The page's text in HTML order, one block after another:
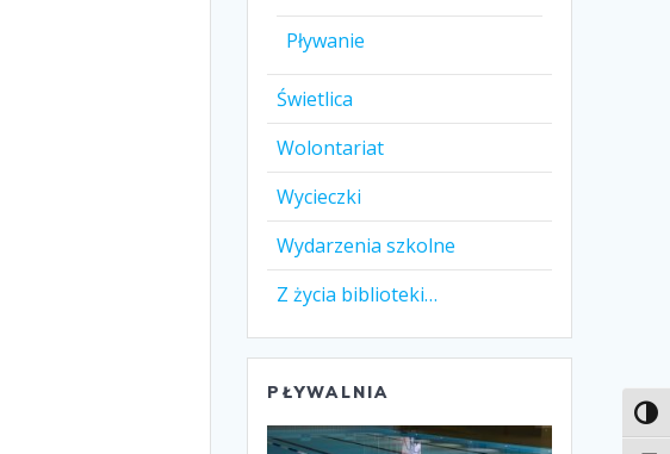
Pływanie
Świetlica
Wolontariat
Wycieczki
Wydarzenia szkolne
Z życia biblioteki…
PŁYWALNIA